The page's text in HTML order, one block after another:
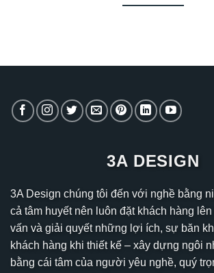
3A DESIGN
3A Design chúng tôi đến với nghề bằng
cả tâm huyết nên luôn đặt khách hàng
vấn và giải quyết những lợi ích, sự băn
khách hàng khi thiết kế – xây dựng ngôi
bằng cái tâm của người yêu nghề, quý